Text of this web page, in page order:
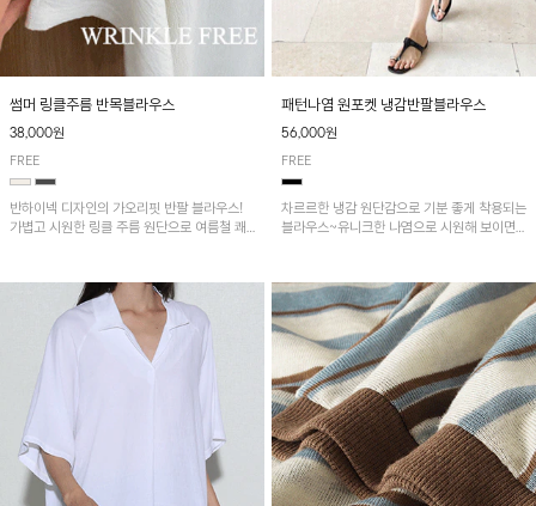
썸머 링클주름 반목블라우스
38,000원
FREE
반하이넥 디자인의 가오리핏 반팔 블라우스!
가볍고 시원한 링클 주름 원단으로 여름철 쾌
패턴나염 원포켓 냉감반팔블라우스
56,000원
FREE
차르르한 냉감 원단감으로 기분 좋게 착용되는
블라우스~유니크한 나염으로 시원해 보이면